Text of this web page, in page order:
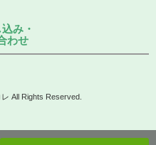
み・
わせ
All Rights Reserved.